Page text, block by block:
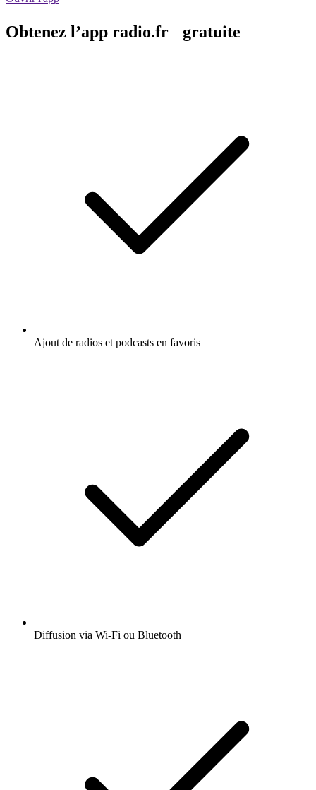
Obtenez l’app radio.fr gratuite
Ajout de radios et podcasts en favoris
Diffusion via Wi-Fi ou Bluetooth